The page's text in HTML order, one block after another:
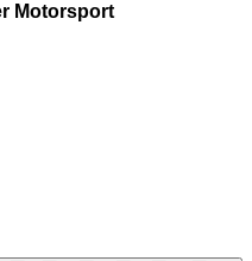
Motorsport